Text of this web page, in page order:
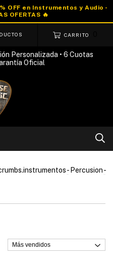
CARRITO
Personalizada • 6 Cuotas
Oficial
- Percusion-